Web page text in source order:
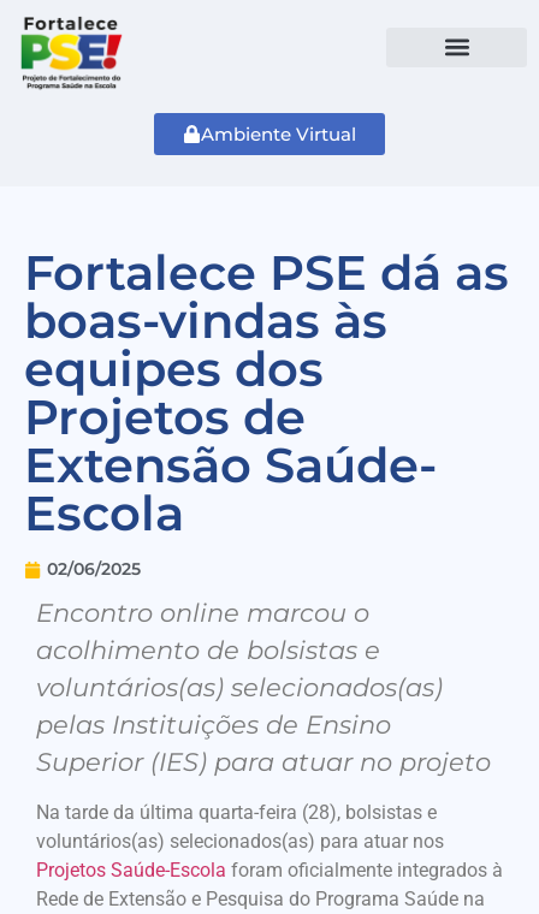
Ambiente Virtual
Fortalece PSE dá as
boas-vindas às
equipes dos
Projetos de
Extensão Saúde-
Escola
02/06/2025
Encontro online marcou o
acolhimento de bolsistas e
voluntários(as) selecionados(as)
pelas Instituições de Ensino
Superior (IES) para atuar no projeto
Na tarde da última quarta-feira (28), bolsistas e
voluntários(as) selecionados(as) para atuar nos
Projetos Saúde-Escola foram oficialmente integrados à
Rede de Extensão e Pesquisa do Programa Saúde na